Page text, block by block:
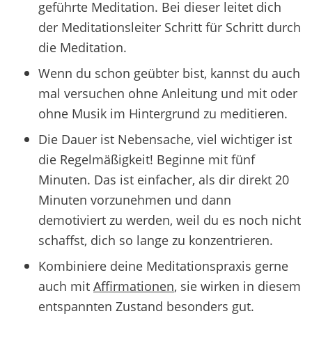
geführte Meditation. Bei dieser leitet dich
der Meditationsleiter Schritt für Schritt durch
die Meditation.
Wenn du schon geübter bist, kannst du auch
mal versuchen ohne Anleitung und mit oder
ohne Musik im Hintergrund zu meditieren.
Die Dauer ist Nebensache, viel wichtiger ist
die Regelmäßigkeit! Beginne mit fünf
Minuten. Das ist einfacher, als dir direkt 20
Minuten vorzunehmen und dann
demotiviert zu werden, weil du es noch nicht
schaffst, dich so lange zu konzentrieren.
Kombiniere deine Meditationspraxis gerne
auch mit Affirmationen, sie wirken in diesem
entspannten Zustand besonders gut.